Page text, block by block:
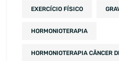
EXERCÍCIO FÍSICO
HORMONIOTERAPIA
HORMONIOTERAPIA CÂNCER